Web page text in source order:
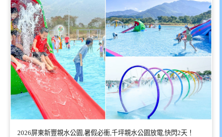
2026屏東新豐親水公園,暑假必衝,千坪親水公園放電,快閃2天！